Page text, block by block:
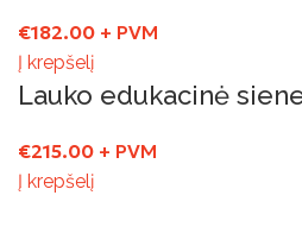
€182.00 + PVM
Į krepšelį
Lauko edukacinė
€215.00 + PVM
Į krepšelį